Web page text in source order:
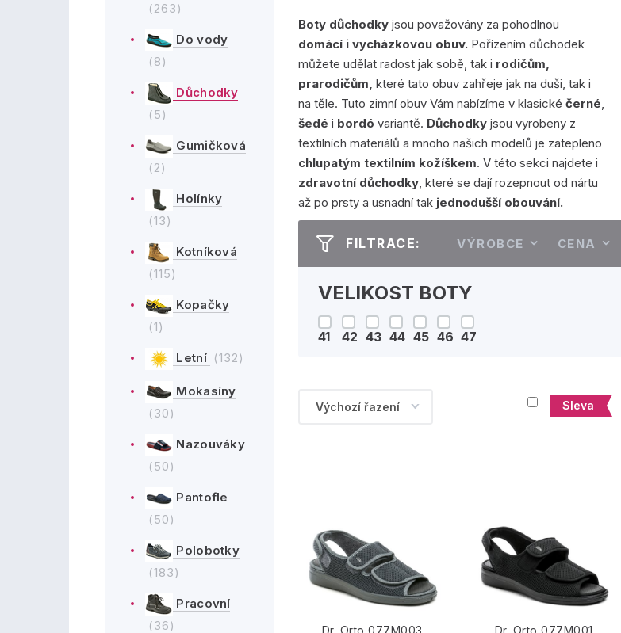
(263)
Do vody
(8)
Důchodky
(5)
Gumičková
(2)
Holínky
(13)
Kotníková
(115)
Kopačky
(1)
Letní (132)
Mokasíny
(30)
Nazouváky
(50)
Pantofle
(50)
Polobotky
(183)
Pracovní
(36)
Boty důchodkyjsou považovány za pohodlnou
domácí i vycházkovou obuv. Pořízením důchodek
můžete udělat radost jak sobě, tak i rodičům,
prarodičům, které tato obuv zahřeje jak na duši, tak i
na těle. Tuto zimní obuv Vám nabízíme v klasickéčerné,
šedé i bordóvariantě. Důchodkyjsou vyrobeny z
textilních materiálů a mnoho našich modelů je zatepleno
chlupatým textilním kožíškem. V této sekci najdete i
zdravotní důchodky, které se dají rozepnout od nártu
až po prsty a usnadní tak jednodušší obouvání.
FILTRACE: VÝROBCE CENA
VELIKOST BOTY
41 42 43 44 45 46 47
Sleva